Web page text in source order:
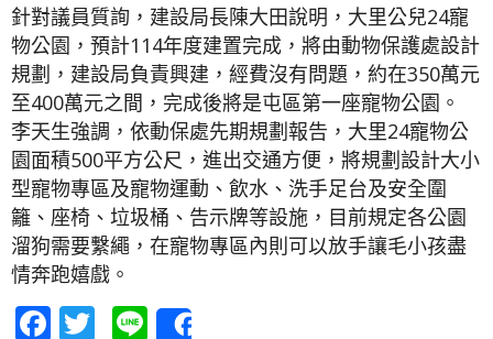
針對議員質詢，建設局長陳大田說明，大里公兒24寵
物公園，預計114年度建置完成，將由動物保護處設計
規劃，建設局負責興建，經費沒有問題，約在350萬元
至400萬元之間，完成後將是屯區第一座寵物公園。
李天生強調，依動保處先期規劃報告，大里24寵物公
園面積500平方公尺，進出交通方便，將規劃設計大小
型寵物專區及寵物運動、飲水、洗手足台及安全圍
籬、座椅、垃圾桶、告示牌等設施，目前規定各公園
溜狗需要繫繩，在寵物專區內則可以放手讓毛小孩盡
情奔跑嬉戲。
Facebook
Twitter
Line